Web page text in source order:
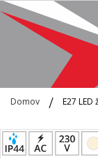
Domov E27
Preskoči
na